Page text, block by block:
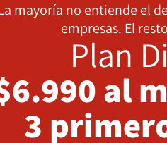
mayoría no entiende el
empresas. El
Plan
al
3